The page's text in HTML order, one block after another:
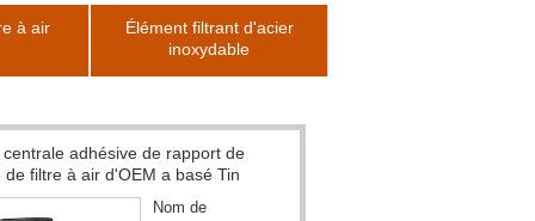
à air
Élément filtrant d'acier
inoxydable
Fil tissé anticorrosion 20 Mesh Plain Weave
Stainless Steel de L30m